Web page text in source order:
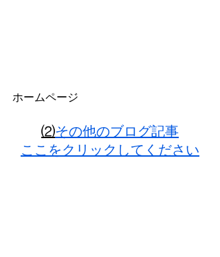
ホームページ
⑵その他のブログ記事
ここをクリックしてください